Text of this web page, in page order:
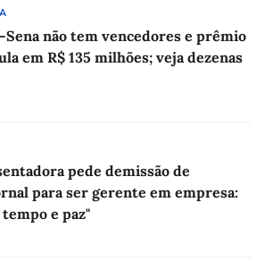
Sena não tem vencedores e prêmio
em R$ 135 milhões; veja dezenas
pede demissão de
para ser gerente em empresa:
e paz"